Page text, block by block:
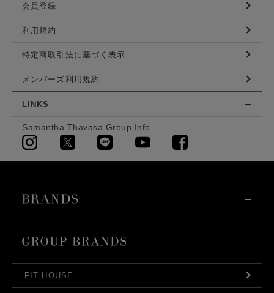
会員登録
利用規約
特定商取引法に基づく表示
メンバーズ利用規約
LINKS
Samantha Thavasa Group Info.
FIT HOUSE